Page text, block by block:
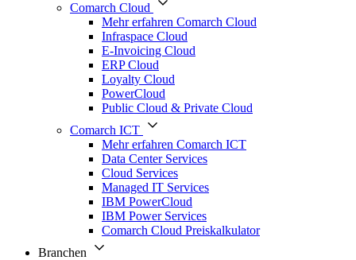
Comarch Cloud
Mehr erfahren Comarch Cloud
Infraspace Cloud
E-Invoicing Cloud
ERP Cloud
Loyalty Cloud
PowerCloud
Public Cloud & Private Cloud
Comarch ICT
Mehr erfahren Comarch ICT
Data Center Services
Cloud Services
Managed IT Services
IBM PowerCloud
IBM Power Services
Comarch Cloud Preiskalkulator
Branchen